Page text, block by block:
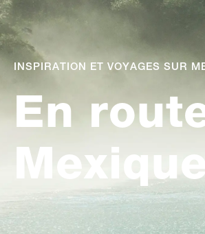
En
INSPIRATION ET VOYAGES SUR